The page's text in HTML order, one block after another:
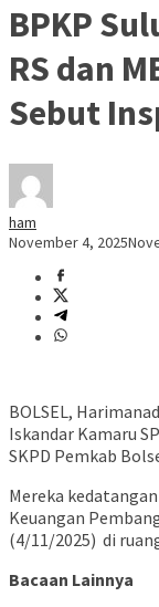
BPKP
RS dan
Sebut
ham
November 4, 2025
BOLSEL,
Iskandar Kamaru
SKPD Pemkab
Mereka
Keuangan
(4/11/2025) di
Bacaan Lainnya